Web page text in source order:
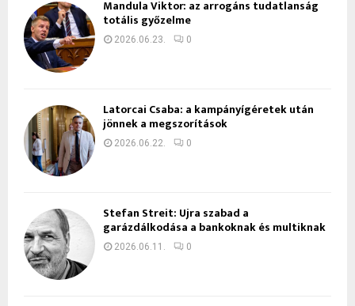
Mandula Viktor: az arrogáns tudatlanság
totális győzelme
2026.06.23. 0
Latorcai Csaba: a kampányígéretek után
jönnek a megszorítások
2026.06.22. 0
Stefan Streit: Újra szabad a
garázdálkodása a bankoknak és multiknak
2026.06.11. 0